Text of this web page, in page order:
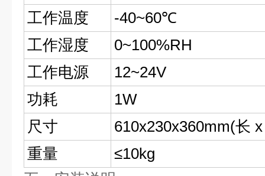
工作温度
-40~60℃
工作湿度
0~100%RH
工作电源
12~24V
功耗
1W
尺寸
610x230x360mm(长
重量
≤10kg